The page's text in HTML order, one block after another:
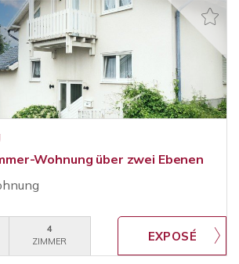
Wohnung über zwei Ebenen
4
ZIMMER